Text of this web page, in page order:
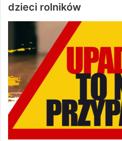
dzieci rolników